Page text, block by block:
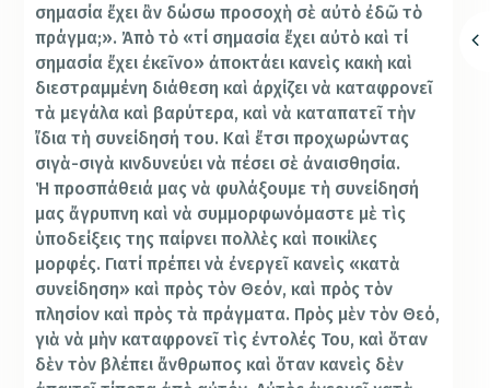
σημασία ἔχει ἂν δώσω προσοχὴ σὲ αὐτὸ ἐδῶ τὸ
πράγμα;». Ἀπὸ τὸ «τί σημασία ἔχει αὐτὸ καὶ τί
σημασία ἔχει ἐκεῖνο» ἀποκτάει κανεὶς κακὴ καὶ
διεστραμμένη διάθεση καὶ ἀρχίζει νὰ καταφρονεῖ
τὰ μεγάλα καὶ βαρύτερα, καὶ νὰ καταπατεῖ τὴν
ἴδια τὴ συνείδησή του. Καὶ ἔτσι προχωρώντας
σιγὰ-σιγὰ κινδυνεύει νὰ πέσει σὲ ἀναισθησία.
Ἡ προσπάθειά μας νὰ φυλάξουμε τὴ συνείδησή
μας ἄγρυπνη καὶ νὰ συμμορφωνόμαστε μὲ τὶς
ὑποδείξεις της παίρνει πολλὲς καὶ ποικίλες
μορφές. Γιατί πρέπει νὰ ἐνεργεῖ κανεὶς «κατὰ
συνείδηση» καὶ πρὸς τὸν Θεόν, καὶ πρὸς τὸν
πλησίον καὶ πρὸς τὰ πράγματα. Πρὸς μὲν τὸν Θεό,
γιὰ νὰ μὴν καταφρονεῖ τὶς ἐντολές Του, καὶ ὅταν
δὲν τὸν βλέπει ἄνθρωπος καὶ ὅταν κανεὶς δὲν